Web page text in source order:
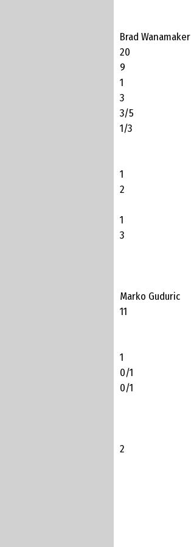
Brad Wanamaker
20
9
1
3
3/5
1/3
1
2
1
3
Marko Guduric
11
1
0/1
0/1
2